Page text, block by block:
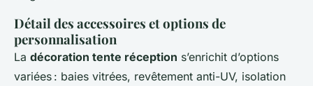
Détail des accessoires et options de
personnalisation
La décoration tente réception s’enrichit d’options
variées : baies vitrées, revêtement anti-UV, isolation